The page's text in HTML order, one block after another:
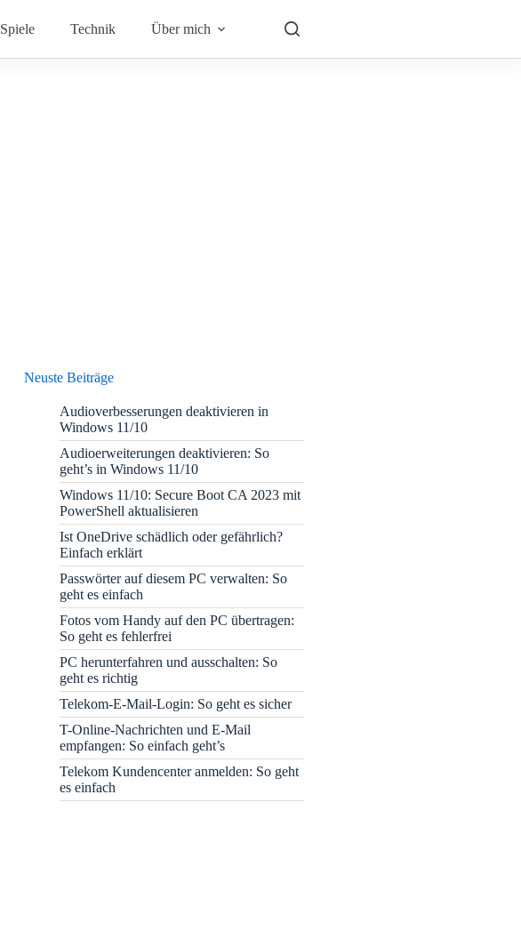
Spiele Technik Über mich
Neuste Beiträge
Audioverbesserungen deaktivieren in
Windows 11/10
Audioerweiterungen deaktivieren: So
geht’s in Windows 11/10
Windows 11/10: Secure Boot CA 2023 mit
PowerShell aktualisieren
Ist OneDrive schädlich oder gefährlich?
Einfach erklärt
Passwörter auf diesem PC verwalten: So
geht es einfach
Fotos vom Handy auf den PC übertragen:
So geht es fehlerfrei
PC herunterfahren und ausschalten: So
geht es richtig
Telekom-E-Mail-Login: So geht es sicher
T-Online-Nachrichten und E-Mail
empfangen: So einfach geht’s
Telekom Kundencenter anmelden: So geht
es einfach